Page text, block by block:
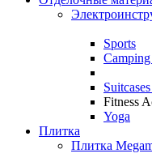
Sports
Fitness
Yoga
Плитка
Плитка